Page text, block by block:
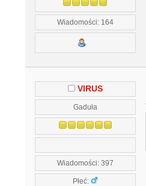
Wiadomości: 164
VIRUS
Gaduła
Wiadomości: 397
Płeć: